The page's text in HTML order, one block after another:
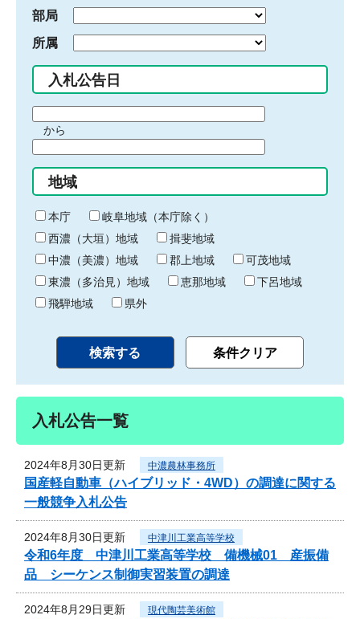
部局
所属
入札公告日
間
始
り
から
間
終
わ
り
地域
本庁
岐阜地域（本庁除く）
西濃（大垣）地域
揖斐地域
中濃（美濃）地域
郡上地域
可茂地域
東濃（多治見）地域
恵那地域
下呂地域
飛騨地域
県外
入札公告一覧
2024年8月30日更新 中濃農林事務所
国産軽自動車（ハイブリッド・4WD）の調達に関する
一般競争入札公告
2024年8月30日更新 中津川工業高等学校
令和6年度 中津川工業高等学校 備機械01 産振備
品 シーケンス制御実習装置の調達
2024年8月29日更新 現代陶芸美術館